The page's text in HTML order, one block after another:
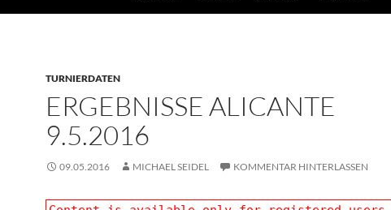
TURNIERDATEN
ERGEBNISSE ALICANTE
9.5.2016
09.05.2016 MICHAEL SEIDEL KOMMENTAR HINTERLASSEN